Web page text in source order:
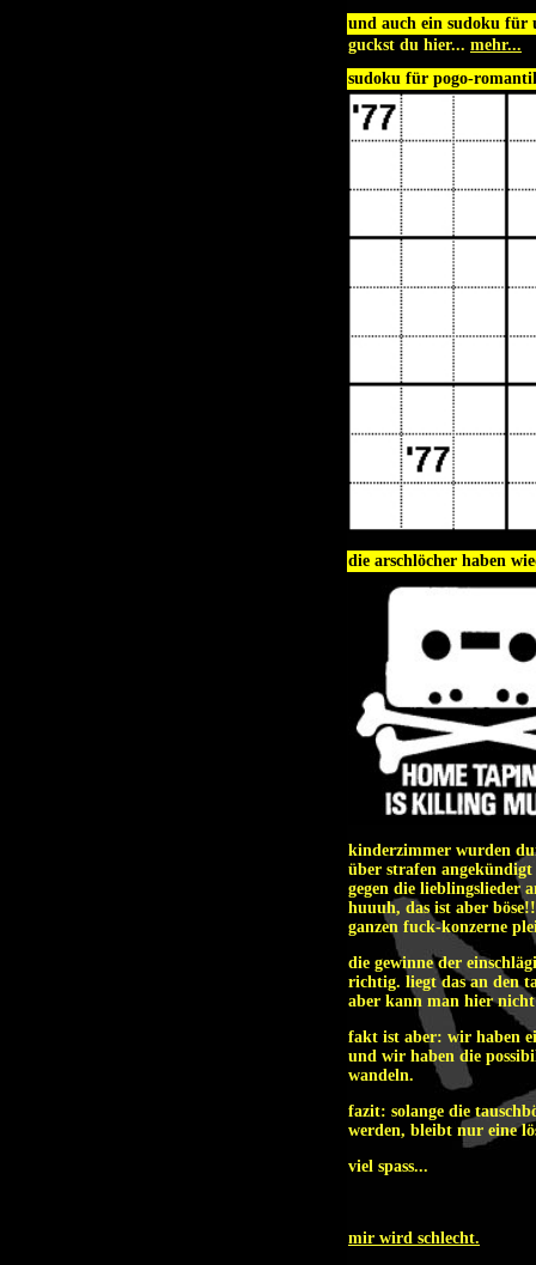
und auch ein sudoku für
guckst du hier... mehr...
sudoku für pogo-
die arschlöcher haben
kinderzimmer wurden
über strafen
gegen die lieblingslieder
huuuh, das ist aber
ganzen fuck-konzerne
die gewinne der
richtig. liegt das an den
aber kann man hier
fakt ist aber: wir haben
und wir haben die
wandeln.
fazit: solange die
werden, bleibt nur eine
viel spass...
mir wird schlecht.